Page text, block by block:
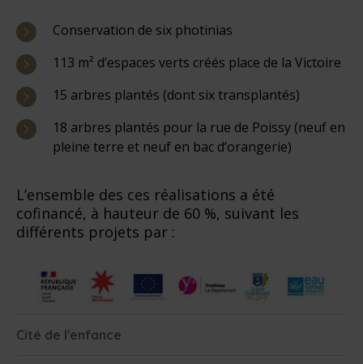
Conservation de six photinias
113 m² d’espaces verts créés place de la Victoire
15 arbres plantés (dont six transplantés)
18 arbres plantés pour la rue de Poissy (neuf en
pleine terre et neuf en bac d’orangerie)
L’ensemble des ces réalisations a été
cofinancé, à hauteur de 60 %, suivant les
différents projets par :
Cité de l'enfance